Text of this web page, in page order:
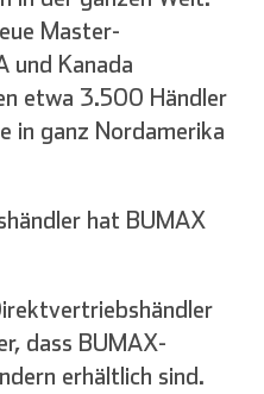
Master-
und Kanada
etwa 3.500 Händler
in ganz Nordamerika
hat BUMAX
dass BUMAX-
erhältlich sind.